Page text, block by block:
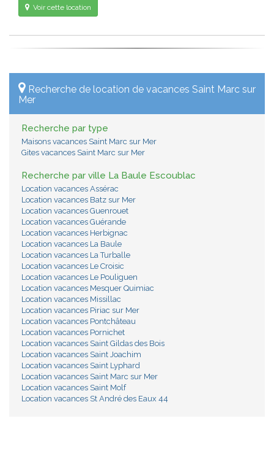
Voir cette location
Recherche de location de vacances Saint Marc sur
Mer
Recherche par type
Maisons vacances Saint Marc sur Mer
Gites vacances Saint Marc sur Mer
Recherche par ville La Baule Escoublac
Location vacances Assérac
Location vacances Batz sur Mer
Location vacances Guenrouet
Location vacances Guérande
Location vacances Herbignac
Location vacances La Baule
Location vacances La Turballe
Location vacances Le Croisic
Location vacances Le Pouliguen
Location vacances Mesquer Quimiac
Location vacances Missillac
Location vacances Piriac sur Mer
Location vacances Pontchâteau
Location vacances Pornichet
Location vacances Saint Gildas des Bois
Location vacances Saint Joachim
Location vacances Saint Lyphard
Location vacances Saint Marc sur Mer
Location vacances Saint Molf
Location vacances St André des Eaux 44